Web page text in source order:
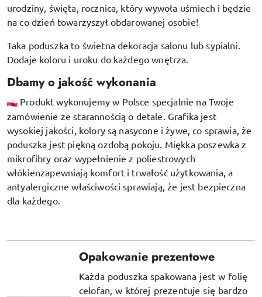
urodziny, święta, rocznica, który wywoła uśmiech i będzie
na co dzień towarzyszył obdarowanej osobie!
Taka poduszka to świetna dekoracja salonu lub sypialni.
Dodaje koloru i uroku do każdego wnętrza.
Dbamy o jakość wykonania
Produkt wykonujemy w Polsce specjalnie na Twoje
zamówienie ze starannością o detale. Grafika jest
wysokiej jakości, kolory są nasycone i żywe, co sprawia, że
poduszka jest piękną ozdobą pokoju. Miękka poszewka z
mikrofibry oraz wypełnienie z poliestrowych
włókienzapewniają komfort i trwałość użytkowania, a
antyalergiczne właściwości sprawiają, że jest bezpieczna
dla każdego.
Opakowanie prezentowe
Każda poduszka spakowana jest w folię
celofan, w której prezentuje się bardzo